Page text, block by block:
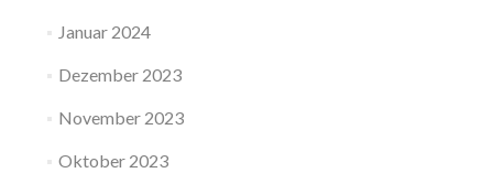
Januar 2024
Dezember 2023
November 2023
Oktober 2023